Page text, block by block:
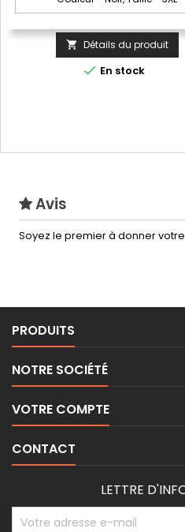
 Détails du produit
 En stock
Avis
Soyez le premier à donner
PRODUITS
NOTRE SOCIÉTÉ
VOTRE COMPTE
CONTACT
LETTRE